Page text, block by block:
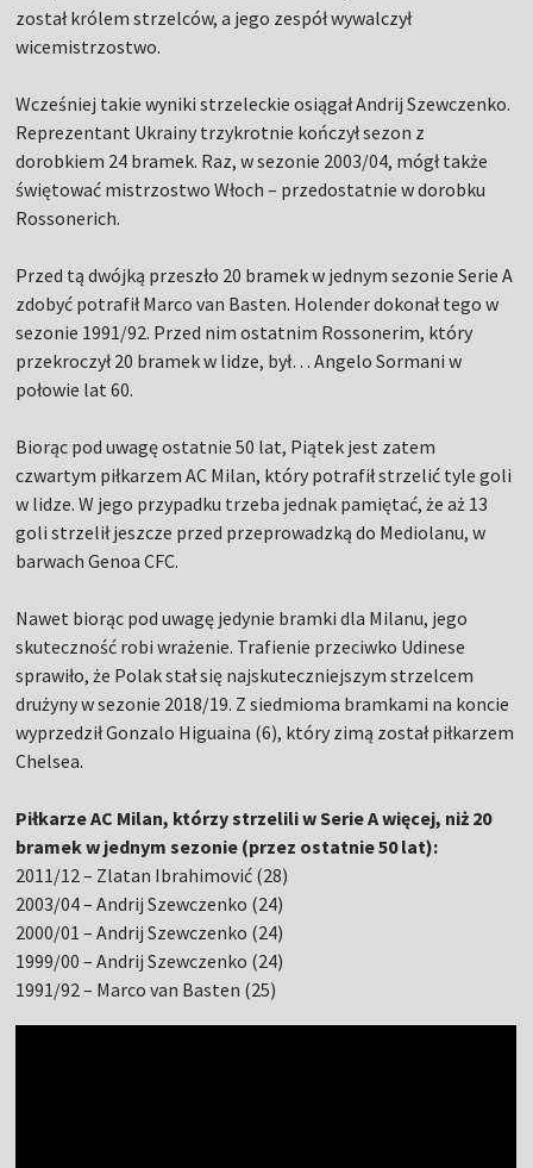
został królem strzelców, a jego zespół wywalczył
wicemistrzostwo.
Wcześniej takie wyniki strzeleckie osiągał Andrij Szewczenko.
Reprezentant Ukrainy trzykrotnie kończył sezon z
dorobkiem 24 bramek. Raz, w sezonie 2003/04, mógł także
świętować mistrzostwo Włoch – przedostatnie w dorobku
Rossonerich.
Przed tą dwójką przeszło 20 bramek w jednym sezonie Serie A
zdobyć potrafił Marco van Basten. Holender dokonał tego w
sezonie 1991/92. Przed nim ostatnim Rossonerim, który
przekroczył 20 bramek w lidze, był… Angelo Sormani w
połowie lat 60.
Biorąc pod uwagę ostatnie 50 lat, Piątek jest zatem
czwartym piłkarzem AC Milan, który potrafił strzelić tyle goli
w lidze. W jego przypadku trzeba jednak pamiętać, że aż 13
goli strzelił jeszcze przed przeprowadzką do Mediolanu, w
barwach Genoa CFC.
Nawet biorąc pod uwagę jedynie bramki dla Milanu, jego
skuteczność robi wrażenie. Trafienie przeciwko Udinese
sprawiło, że Polak stał się najskuteczniejszym strzelcem
drużyny w sezonie 2018/19. Z siedmioma bramkami na koncie
wyprzedził Gonzalo Higuaina (6), który zimą został piłkarzem
Chelsea.
Piłkarze AC Milan, którzy strzelili w Serie A więcej, niż 20
bramek w jednym sezonie (przez ostatnie 50 lat):
2011/12 – Zlatan Ibrahimović (28)
2003/04 – Andrij Szewczenko (24)
2000/01 – Andrij Szewczenko (24)
1999/00 – Andrij Szewczenko (24)
1991/92 – Marco van Basten (25)